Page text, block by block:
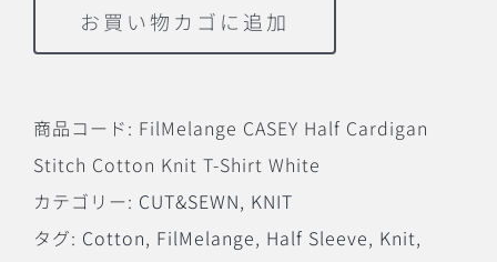
Half
Cardigan
Cotton
Knit
T-
Shirt
お買い物カゴに追加
商品コード: FilMelange CASEY Half Cardigan
Stitch Cotton Knit T-Shirt White
カテゴリー: CUT&SEWN, KNIT
タグ: Cotton, FilMelange, Half Sleeve, Knit,